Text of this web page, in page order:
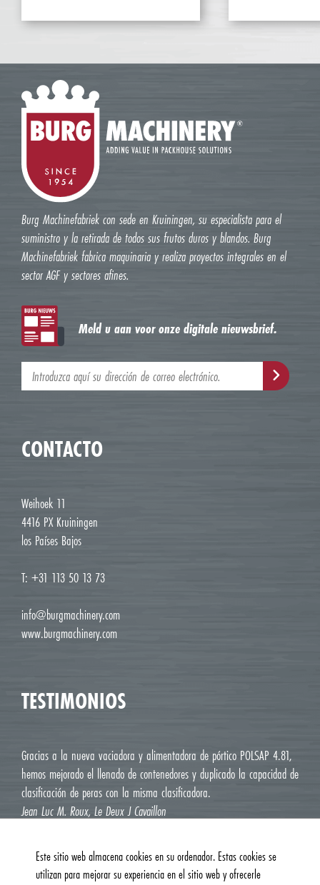
Burg Machinefabriek con sede en Kruiningen, su especialista para el
suministro y la retirada de todos sus frutos duros y blandos. Burg
Machinefabriek fabrica maquinaria y realiza proyectos integrales en el
sector AGF y sectores afines.
Meld u aan voor onze digitale nieuwsbrief.
CONTACTO
Weihoek 11
4416 PX Kruiningen
los Países Bajos
T: +31 113 50 13 73
info@burgmachinery.com
www.burgmachinery.com
TESTIMONIOS
Gracias a la nueva vaciadora y alimentadora de pórtico POLSAP 4.81,
hemos mejorado el llenado de contenedores y duplicado la capacidad de
clasificación de peras con la misma clasificadora.
Jean Luc M. Roux, Le Deux J Cavaillon
Este sitio web almacena cookies en su ordenador. Estas cookies se
utilizan para mejorar su experiencia en el sitio web y ofrecerle